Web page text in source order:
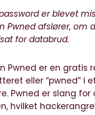
er blevet
Pwnedafslører, om
for databrud.
Pwned er en gratis
eller “pwned” i
Pwned er slang
hvilket